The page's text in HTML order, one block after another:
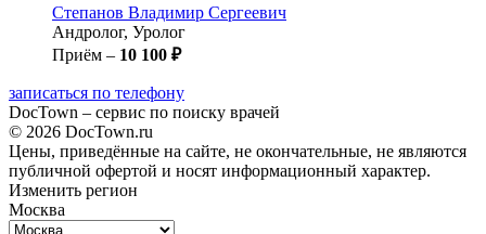
Степанов Владимир Сергеевич
Андролог, Уролог
Приём – 10 100 ₽
записаться по телефону
DocTown – сервис по поиску врачей
© 2026 DocTown.ru
Цены, приведённые на сайте, не окончательные, не являются
публичной офертой и носят информационный характер.
Изменить регион
Москва